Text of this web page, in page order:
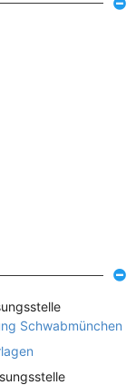
Schwabmünchen